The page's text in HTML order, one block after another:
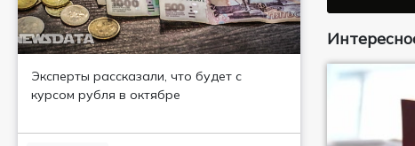
Эксперты рассказали, что будет с
курсом рубля в октябре